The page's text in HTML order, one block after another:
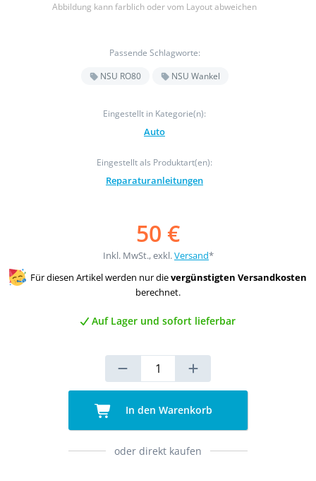
Abbildung kann farblich oder vom Layout abweichen
Passende Schlagworte:
NSU RO80
NSU Wankel
Eingestellt in Kategorie(n):
Auto
Eingestellt als Produktart(en):
Reparaturanleitungen
50 €
Inkl. MwSt., exkl.Versand*
Für diesen Artikel werden nur dievergünstigten Versandkosten
berechnet.
Auf Lager und sofort lieferbar
In den Warenkorb
oder direkt kaufen